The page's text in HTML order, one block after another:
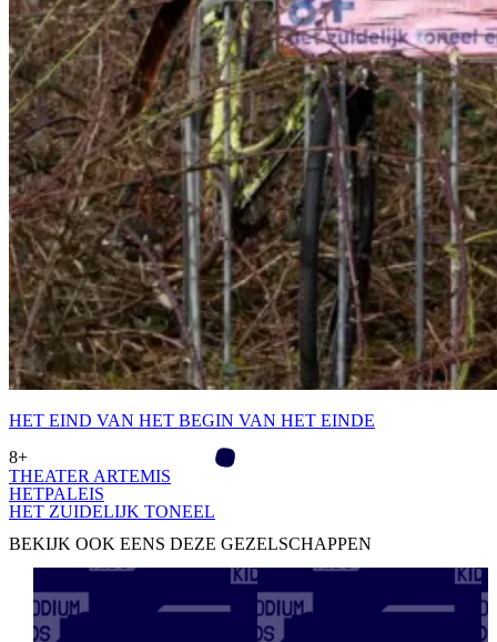
HET EIND VAN HET BEGIN VAN HET EINDE
8+
THEATER ARTEMIS
HETPALEIS
HET ZUIDELIJK TONEEL
BEKIJK OOK EENS DEZE GEZELSCHAPPEN